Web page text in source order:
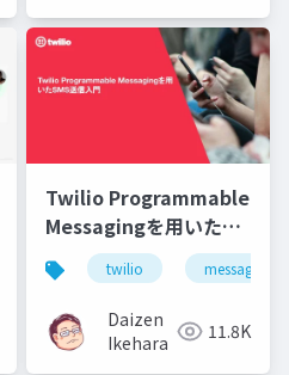
webrtc api
Twilio Programmable
Messagingを用いた
SMS送信入門
twilio messaging
Daizen
Ikehara
11.8K